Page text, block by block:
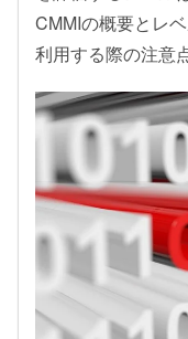
CMMIの概要とレ
利用する際の注意